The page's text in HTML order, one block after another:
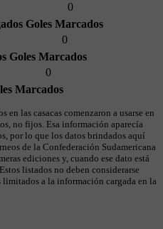
0
Goles Marcados
0
Goles Marcados
0
Marcados
en las casacas comenzaron a usarse en
no fijos. Esa información aparecía
por lo que los datos brindados aquí
de la Confederación Sudamericana
ediciones y, cuando ese dato está
listados no deben considerarse
a la información cargada en la